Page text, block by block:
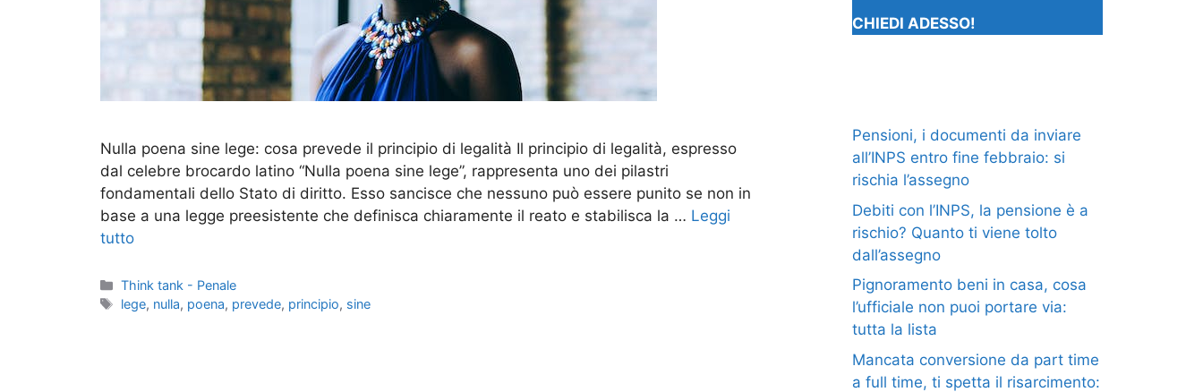
Nulla poena sine lege: cosa prevede il principio di legalità Il principio di legalità, espresso
dal celebre brocardo latino “Nulla poena sine lege”, rappresenta uno dei pilastri
fondamentali dello Stato di diritto. Esso sancisce che nessuno può essere punito se non in
base a una legge preesistente che definisca chiaramente il reato e stabilisca la … Leggi
tutto
Categorie
Think tank - Penale
Tag
lege, nulla, poena, prevede, principio, sine
CHIEDI ADESSO!
Pensioni, i documenti da inviare
all’INPS entro fine febbraio: si
rischia l’assegno
Debiti con l’INPS, la pensione è a
rischio? Quanto ti viene tolto
dall’assegno
Pignoramento beni in casa, cosa
l’ufficiale non puoi portare via:
tutta la lista
Mancata conversione da part time
a full time, ti spetta il risarcimento: